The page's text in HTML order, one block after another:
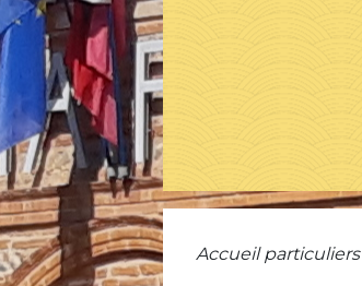
Accueil particuliers